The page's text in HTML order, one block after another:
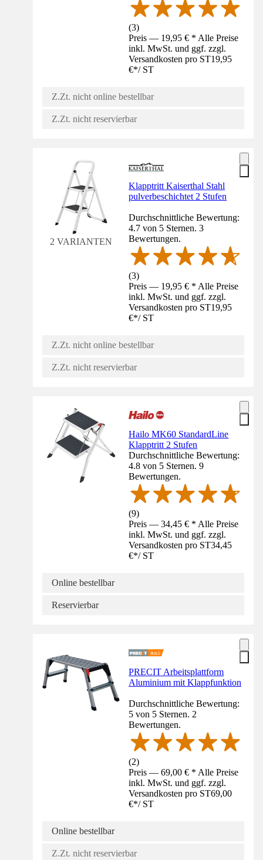
(3)
Preis — 19,95 € * Alle Preise
inkl. MwSt. und ggf. zzgl.
Versandkosten pro ST19,95
€*/ ST
Z.Zt. nicht online bestellbar
Z.Zt. nicht reservierbar
2 VARIANTEN
Klapptritt Kaiserthal Stahl
pulverbeschichtet 2 Stufen
Durchschnittliche Bewertung:
4.7 von 5 Sternen. 3
Bewertungen.
(3)
Preis — 19,95 € * Alle Preise
inkl. MwSt. und ggf. zzgl.
Versandkosten pro ST19,95
€*/ ST
Z.Zt. nicht online bestellbar
Z.Zt. nicht reservierbar
Hailo MK60 StandardLine
Klapptritt 2 Stufen
Durchschnittliche Bewertung:
4.8 von 5 Sternen. 9
Bewertungen.
(9)
Preis — 34,45 € * Alle Preise
inkl. MwSt. und ggf. zzgl.
Versandkosten pro ST34,45
€*/ ST
Online bestellbar
Reservierbar
PRECIT Arbeitsplattform
Aluminium mit Klappfunktion
Durchschnittliche Bewertung:
5 von 5 Sternen. 2
Bewertungen.
(2)
Preis — 69,00 € * Alle Preise
inkl. MwSt. und ggf. zzgl.
Versandkosten pro ST69,00
€*/ ST
Online bestellbar
Z.Zt. nicht reservierbar